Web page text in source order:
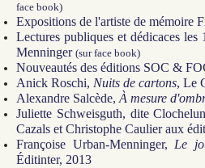
face book)
Expositions de l'artiste de mémoire
Lectures publiques et dédicaces
Menninger (sur face book)
Nouveautés des éditions SOC &
Anick Roschi, Nuits de cartons, Le
Alexandre Salcède, À mesure
Juliette Schweisguth, dite
Cazals et Christophe Caulier aux
Françoise Urban-Menninger, Le
Éditinter, 2013